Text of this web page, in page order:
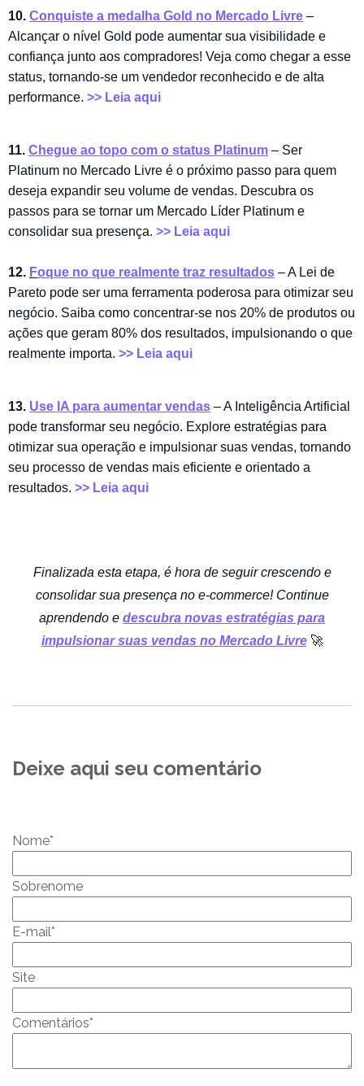
10. Conquiste a medalha Gold no Mercado Livre –
Alcançar o nível Gold pode aumentar sua visibilidade e
confiança junto aos compradores! Veja como chegar a esse
status, tornando-se um vendedor reconhecido e de alta
performance. >> Leia aqui
11. Chegue ao topo com o status Platinum – Ser
Platinum no Mercado Livre é o próximo passo para quem
deseja expandir seu volume de vendas. Descubra os
passos para se tornar um Mercado Líder Platinum e
consolidar sua presença. >> Leia aqui
12. Foque no que realmente traz resultados – A Lei de
Pareto pode ser uma ferramenta poderosa para otimizar seu
negócio. Saiba como concentrar-se nos 20% de produtos ou
ações que geram 80% dos resultados, impulsionando o que
realmente importa. >> Leia aqui
13. Use IA para aumentar vendas – A Inteligência Artificial
pode transformar seu negócio. Explore estratégias para
otimizar sua operação e impulsionar suas vendas, tornando
seu processo de vendas mais eficiente e orientado a
resultados. >> Leia aqui
Finalizada esta etapa, é hora de seguir crescendo e
consolidar sua presença no e-commerce! Continue
aprendendo e descubra novas estratégias para
impulsionar suas vendas no Mercado Livre 🚀
Deixe aqui seu comentário
Nome*
Sobrenome
E-mail*
Site
Comentários*